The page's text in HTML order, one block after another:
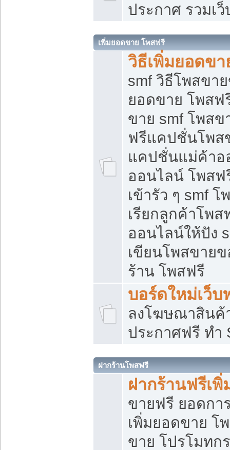
ประกาศ รวมเ
เพิ่มยอดขาย โพสฟรี
วิธีเพิ่มยอดข
smf วิธีโพสขา
ยอดขาย โพสฟ
ขาย smf โพส
ฟรีแคปชั่นโพส
แคปชั่นแม่ค้า
ออนไลน์ โพสฟ
เข้ารัว ๆ smf
เรียกลูกค้าโพส
ออนไลน์ให้ปัง
เขียนโพสขาย
ร้าน โพสฟรี
บอร์ดใหม่เว็บ
ลงโฆษณาสิน
ประกาศฟรี ทำ
ฝากร้านโพสฟรี
ฝากร้านฟรีเ
ขายฟรี ยอดกา
เพิ่มยอดขาย โ
ขาย โปรโมทก